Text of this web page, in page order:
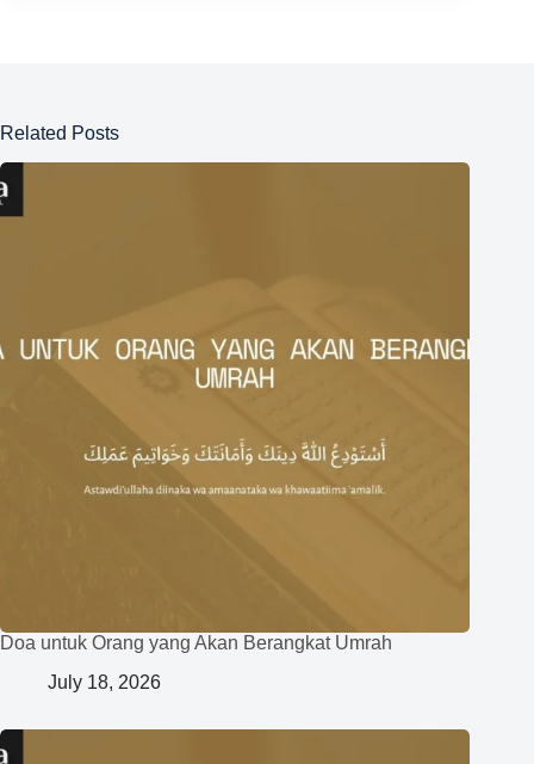
Related Posts
Doa untuk Orang yang Akan Berangkat Umrah
July 18, 2026